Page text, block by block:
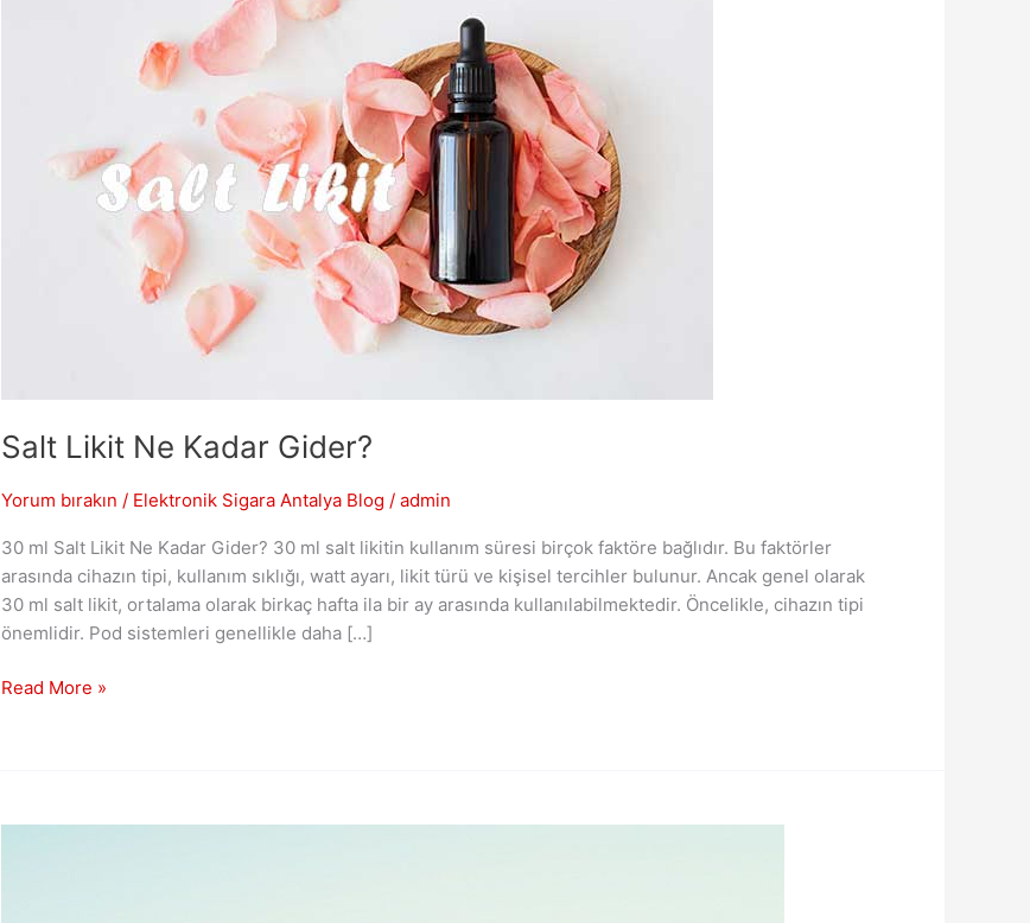
Salt Likit Ne Kadar Gider?
Yorum bırakın / Elektronik Sigara Antalya Blog / admin
30 ml Salt Likit Ne Kadar Gider? 30 ml salt likitin kullanım süresi birçok faktöre bağlıdır. Bu faktörler
arasında cihazın tipi, kullanım sıklığı, watt ayarı, likit türü ve kişisel tercihler bulunur. Ancak genel olarak
30 ml salt likit, ortalama olarak birkaç hafta ila bir ay arasında kullanılabilmektedir. Öncelikle, cihazın tipi
önemlidir. Pod sistemleri genellikle daha […]
Read More »